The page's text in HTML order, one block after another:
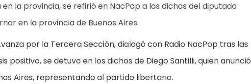
la provincia, se refirió en NacPop a los dichos del diputado
en la provincia de Buenos Aires.
por la Tercera Sección, dialogó con Radio NacPop tras las
positivo, se detuvo en los dichos de Diego Santilli, quien anunció
Aires, representando al partido libertario.